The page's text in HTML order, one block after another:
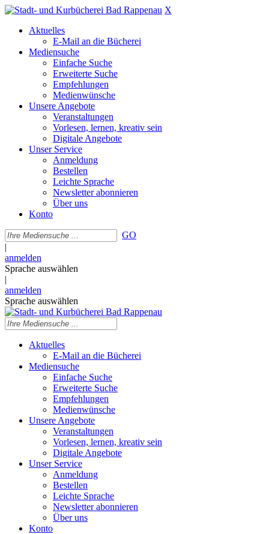
X
Aktuelles
E-Mail an die Bücherei
Mediensuche
Einfache Suche
Erweiterte Suche
Empfehlungen
Medienwünsche
Unsere Angebote
Veranstaltungen
Vorlesen, lernen, kreativ sein
Digitale Angebote
Unser Service
Anmeldung
Bestellen
Leichte Sprache
Newsletter abonnieren
Über uns
Konto
GO
|
anmelden
Sprache auswählen
|
anmelden
Sprache auswählen
Aktuelles
E-Mail an die Bücherei
Mediensuche
Einfache Suche
Erweiterte Suche
Empfehlungen
Medienwünsche
Unsere Angebote
Veranstaltungen
Vorlesen, lernen, kreativ sein
Digitale Angebote
Unser Service
Anmeldung
Bestellen
Leichte Sprache
Newsletter abonnieren
Über uns
Konto